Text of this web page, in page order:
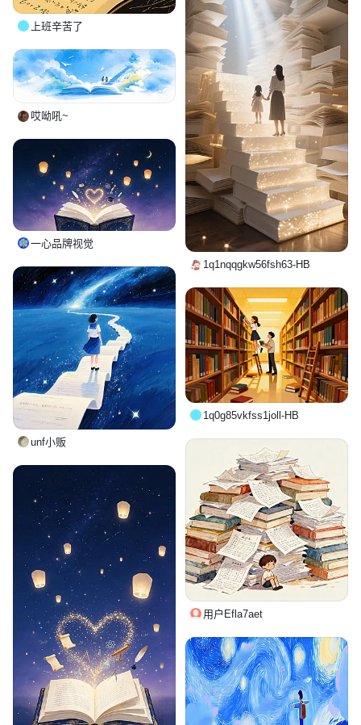
上班辛苦了
1q1nqqgkw56fsh63-HB
哎呦吼~
一心品牌视觉
unf小贩
1q0g85vkfss1joll-HB
用户Efla7aet